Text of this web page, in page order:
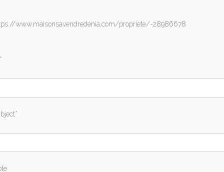
www.maisonsavendredenia.com/propriete/-28986678